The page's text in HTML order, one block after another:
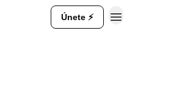
Únete ⚡